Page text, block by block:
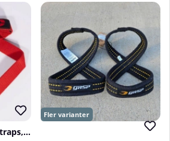
GASP Classic Lifting Straps, Red